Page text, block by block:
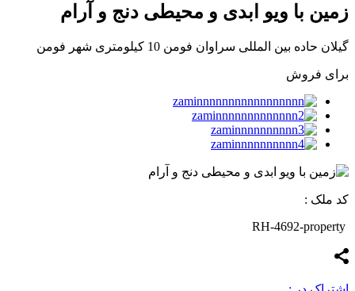
زمین با ویو ابدی و محیطی دنج و آرام
گیلان حاده بین المللی سراوان فومن 10 کیلومتری شهر فومن
برای فروش
کد ملک :